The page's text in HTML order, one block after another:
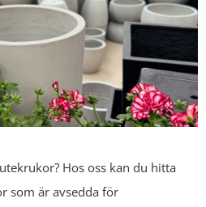
Hos oss kan du hitta
som är avsedda för